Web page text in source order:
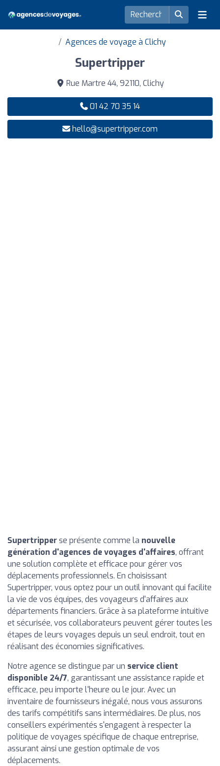
Agences de voyage à Clichy
Supertripper
Rue Martre 44, 92110, Clichy
01 42 70 35 14
hello@supertripper.com
Supertripperse présente comme la nouvelle
génération d'agences de voyages d'affaires, offrant
une solution complète et efficace pour gérer vos
déplacements professionnels. En choisissant
Supertripper, vous optez pour un outil innovant qui facilite
la vie de vos équipes, des voyageurs d'affaires aux
départements financiers. Grâce à sa plateforme intuitive
et sécurisée, vos collaborateurs peuvent gérer toutes les
étapes de leurs voyages depuis un seul endroit, tout en
réalisant des économies significatives.
Notre agence se distingue par un service client
disponible 24/7, garantissant une assistance rapide et
efficace, peu importe l'heure ou le jour. Avec un
inventaire de fournisseurs inégalé, nous vous assurons
des tarifs compétitifs sans intermédiaires. De plus, nos
conseillers expérimentés s'engagent à respecter la
politique de voyages spécifique de chaque entreprise,
assurant ainsi une gestion optimale de vos
déplacements.